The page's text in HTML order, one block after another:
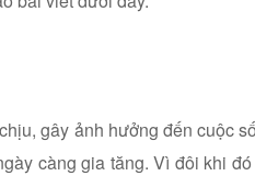
ngứa
gây ảnh hưởng đến cuộc
càng gia tăng. Vì đôi khi